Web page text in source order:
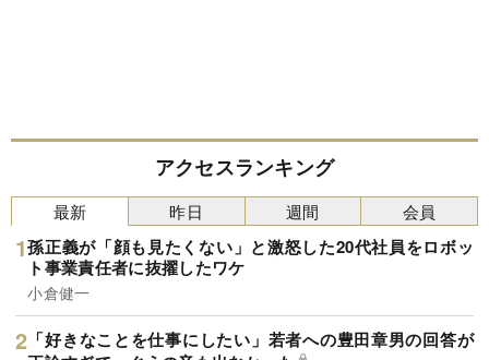
アクセスランキング
最新
孫正義が「顔も見たくない」と激怒した20代社員をロボッ
ト事業責任者に抜擢したワケ
小倉健一
「好きなことを仕事にしたい」若者への豊田章男の回答が
昨日 週間 会員